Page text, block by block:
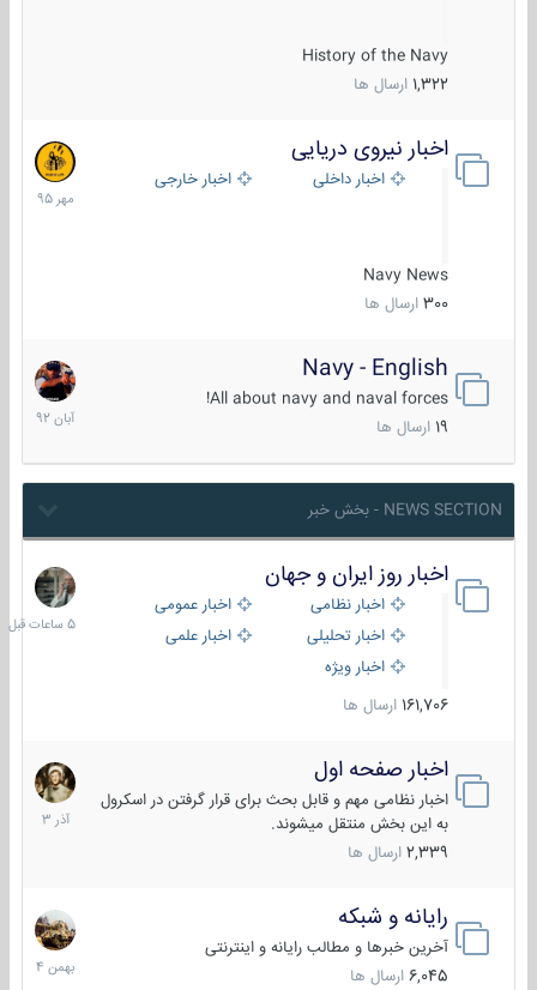
History of the Navy
1,322 ارسال ها
اخبار نیروی دریایی
اخبار داخلی اخبار خارجی
Navy News
300 ارسال ها
27
مهر
1395
Navy - English
All about navy and naval forces!
ارسال ها
22
آبان
1392
NEWS SECTION - بخش خبر
اخبار روز ایران و جهان
اخبار نظامی
اخبار عمومی
اخبار تحلیلی
اخبار علمی
اخبار ویژه
161,706 ارسال ها
5
ساعات
قبل
اخبار صفحه اول
اخبار نظامی مهم و قابل بحث برای قرار گرفتن در اسکرول
به این بخش منتقل میشوند.
2,339 ارسال ها
7
آذر
1403
رایانه و شبکه
آخرین خبرها و مطالب رایانه و اینترنتی
6,045 ارسال ها
30
بهمن
1404